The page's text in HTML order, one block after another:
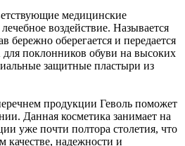
медицинские
воздействие. Называется
бережно оберегается и передается
поклонников обуви на высоких
защитные пластыри из
продукции Геволь поможет
Данная косметика занимает на
уже почти полтора столетия, что
качестве, надежности и